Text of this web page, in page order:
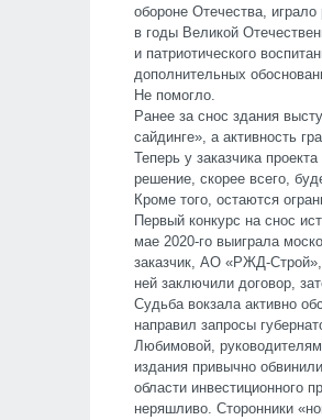
обороне Отечества,
в годы Великой
и патриотического
дополнительных
Не помогло.
Ранее за снос здания
сайдинге», а активность
Теперь у заказчика
решение, скорее всего,
Кроме того, остаются
Первый конкурс на снос
мае 2020-го выиграла
заказчик, АО «РЖД-
ней заключили договор,
Судьба вокзала активно
направил запросы
Любимовой,
издания привычно
области инвестиционного
неряшливо. Сторонники